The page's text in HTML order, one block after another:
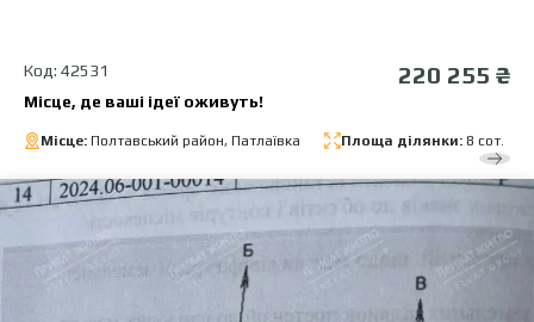
Код: 42531 220 255 ₴
Місце, де ваші ідеї оживуть!
Місце: Полтавський район, Патлаївка Площа ділянки: 8 сот.